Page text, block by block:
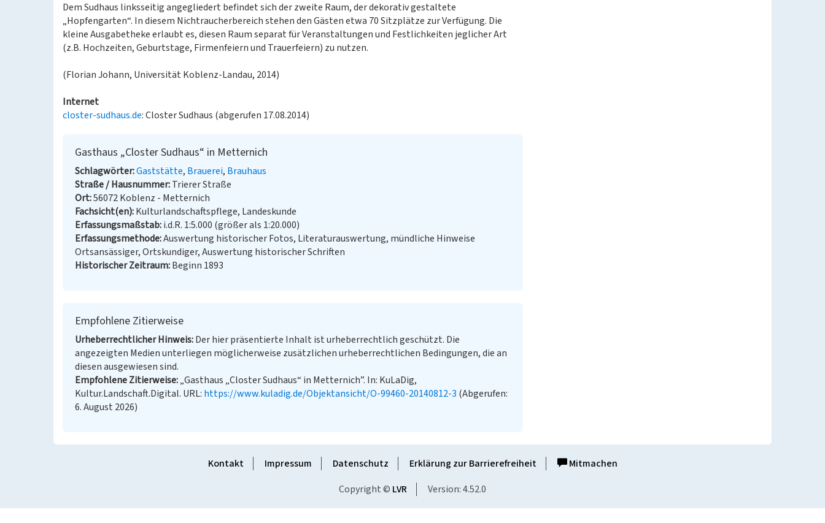
Dem Sudhaus linksseitig angegliedert befindet sich der zweite Raum, der dekorativ gestaltete
„Hopfengarten“. In diesem Nichtraucherbereich stehen den Gästen etwa 70 Sitzplätze zur Verfügung. Die
kleine Ausgabetheke erlaubt es, diesen Raum separat für Veranstaltungen und Festlichkeiten jeglicher Art
(z.B. Hochzeiten, Geburtstage, Firmenfeiern und Trauerfeiern) zu nutzen.
(Florian Johann, Universität Koblenz-Landau, 2014)
Internet
closter-sudhaus.de: Closter Sudhaus (abgerufen 17.08.2014)
Gasthaus „Closter Sudhaus“ in Metternich
Schlagwörter Gaststätte Brauerei Brauhaus
Straße / Hausnummer Trierer Straße
Ort 56072 Koblenz - Metternich
Fachsicht(en) Kulturlandschaftspflege, Landeskunde
Erfassungsmaßstab i.d.R. 1:5.000 (größer als 1:20.000)
Erfassungsmethode Auswertung historischer Fotos, Literaturauswertung, mündliche Hinweise
Ortsansässiger, Ortskundiger, Auswertung historischer Schriften
Historischer Zeitraum Beginn 1893
Empfohlene Zitierweise
Urheberrechtlicher Hinweis Der hier präsentierte Inhalt ist urheberrechtlich geschützt. Die
angezeigten Medien unterliegen möglicherweise zusätzlichen urheberrechtlichen Bedingungen, die an
diesen ausgewiesen sind.
Empfohlene Zitierweise „Gasthaus „Closter Sudhaus“ in Metternich”. In: KuLaDig,
Kultur.Landschaft.Digital. URL: https://www.kuladig.de/Objektansicht/O-99460-20140812-3 (Abgerufen:
6. August 2026)
Kontakt Impressum Datenschutz Erklärung zur Barrierefreiheit
Mitmachen
Copyright © LVR Version: 4.52.0